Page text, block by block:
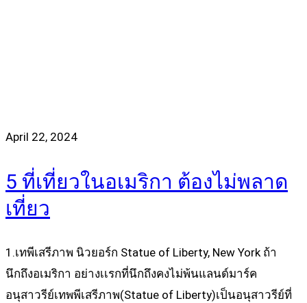
April 22, 2024
5 ที่เที่ยวในอเมริกา ต้องไม่พลาด
เที่ยว
1.เทพีเสรีภาพ นิวยอร์ก Statue of Liberty, New York ถ้า
นึกถึงอเมริกา อย่างเเรกที่นึกถึงคงไม่พ้นแลนด์มาร์ค
อนุสาวรีย์เทพพีเสรีภาพ(Statue of Liberty)เป็นอนุสาวรีย์ที่